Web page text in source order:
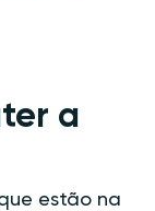
a
estão na